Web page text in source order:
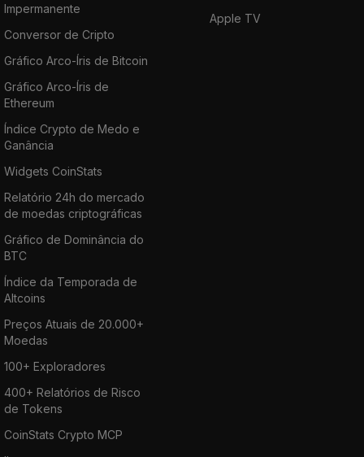
Impermanente
Conversor de Cripto
Gráfico Arco-Íris de Bitcoin
Gráfico Arco-Íris de
Ethereum
Índice Crypto de Medo e
Ganância
Widgets CoinStats
Relatório 24h do mercado
de moedas criptográficas
Gráfico de Dominância do
BTC
Índice da Temporada de
Altcoins
Preços Atuais de 20.000+
Moedas
100+ Exploradores
400+ Relatórios de Risco
de Tokens
CoinStats Crypto MCP
Apple TV